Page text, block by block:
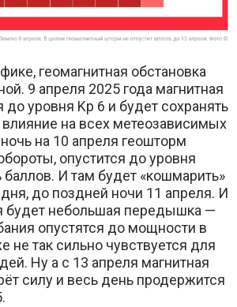
геомагнитная обстановка
9 апреля 2025 года магнитная
до уровня Kp 6 и будет сохранять
влияние на всех метеозависимых
на 10 апреля геошторм
опустится до уровня
И там будет «кошмарить»
до поздней ночи 11 апреля. И
будет небольшая передышка —
опустятся до мощности в
не так сильно чувствуется для
Ну а с 13 апреля магнитная
силу и весь день продержится